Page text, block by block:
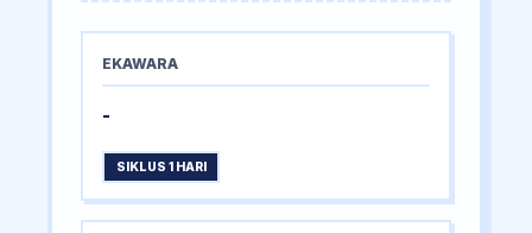
EKAWARA
-
SIKLUS 1 HARI